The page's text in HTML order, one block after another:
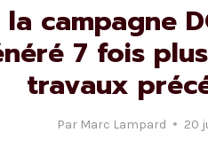
campagne
7 fois
travaux
Par Marc Lampard 20